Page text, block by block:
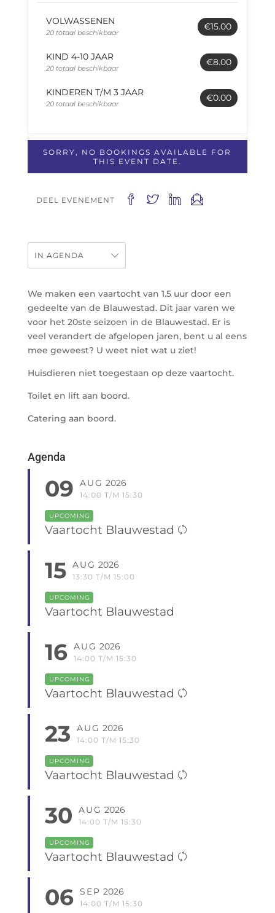
€15.00
VOLWASSENEN
20 totaal beschikbaar
€8.00
KIND 4-10 JAAR
20 totaal beschikbaar
€0.00
KINDEREN T/M 3 JAAR
20 totaal beschikbaar
SORRY, NO BOOKINGS AVAILABLE FOR
THIS EVENT DATE.
DEEL EVENEMENT
IN AGENDA
We maken een vaartocht van 1.5 uur door een
gedeelte van de Blauwestad. Dit jaar varen we
voor het 20ste seizoen in de Blauwestad. Er is
veel verandert de afgelopen jaren, bent u al eens
mee geweest? U weet niet wat u ziet!
Huisdieren niet toegestaan op deze vaartocht.
Toilet en lift aan boord.
Catering aan boord.
Agenda
09 AUG 2026
14:00 T/M 15:30
UPCOMING
Vaartocht Blauwestad
15 AUG 2026
13:30 T/M 15:00
UPCOMING
Vaartocht Blauwestad
16 AUG 2026
14:00 T/M 15:30
UPCOMING
Vaartocht Blauwestad
23 AUG 2026
14:00 T/M 15:30
UPCOMING
Vaartocht Blauwestad
30 AUG 2026
14:00 T/M 15:30
UPCOMING
Vaartocht Blauwestad
06 SEP 2026
14:00 T/M 15:30